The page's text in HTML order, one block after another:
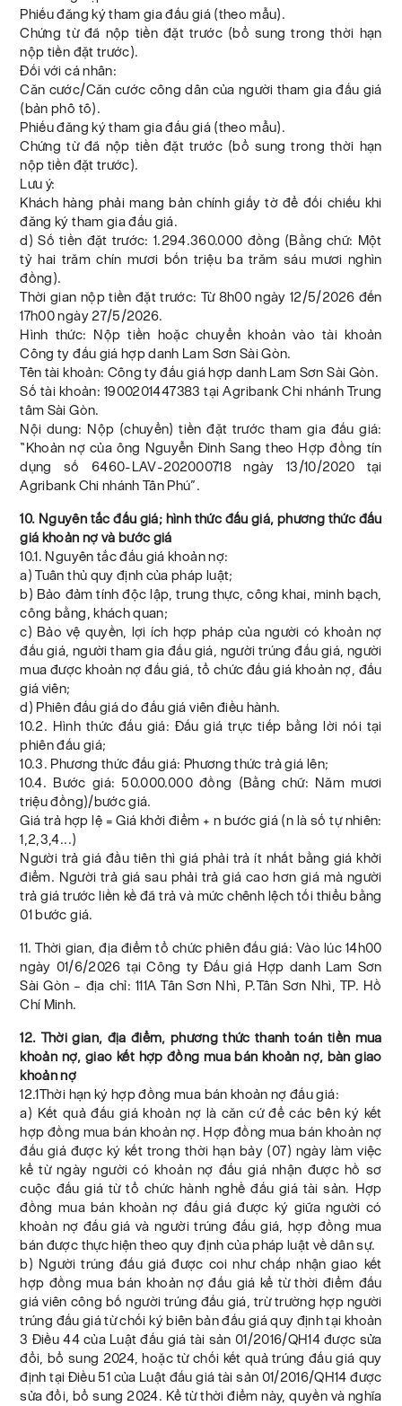
Phiếu đăng ký tham gia đấu giá (theo mẫu).
Chứng từ đã nộp tiền đặt trước (bổ sung trong thời hạn
nộp tiền đặt trước).
Đối với cá nhân:
Căn cước/Căn cước công dân của người tham gia đấu giá
(bản phô tô).
Phiếu đăng ký tham gia đấu giá (theo mẫu).
Chứng từ đã nộp tiền đặt trước (bổ sung trong thời hạn
nộp tiền đặt trước).
Lưu ý:
Khách hàng phải mang bản chính giấy tờ để đối chiếu khi
đăng ký tham gia đấu giá.
d) Số tiền đặt trước: 1.294.360.000 đồng (Bằng chữ: Một
tỷ hai trăm chín mươi bốn triệu ba trăm sáu mươi nghìn
đồng).
Thời gian nộp tiền đặt trước: Từ 8h00 ngày 12/5/2026 đến
17h00 ngày 27/5/2026.
Hình thức: Nộp tiền hoặc chuyển khoản vào tài khoản
Công ty đấu giá hợp danh Lam Sơn Sài Gòn.
Tên tài khoản: Công ty đấu giá hợp danh Lam Sơn Sài Gòn.
Số tài khoản: 1900201447383 tại Agribank Chi nhánh Trung
tâm Sài Gòn.
Nội dung: Nộp (chuyển) tiền đặt trước tham gia đấu giá:
“Khoản nợ của ông Nguyễn Đinh Sang theo Hợp đồng tín
dụng số 6460-LAV-202000718 ngày 13/10/2020 tại
Agribank Chi nhánh Tân Phú”.
10. Nguyên tắc đấu giá; hình thức đấu giá, phương thức đấu
giá khoản nợ và bước giá
10.1. Nguyên tắc đấu giá khoản nợ:
a) Tuân thủ quy định của pháp luật;
b) Bảo đảm tính độc lập, trung thực, công khai, minh bạch,
công bằng, khách quan;
c) Bảo vệ quyền, lợi ích hợp pháp của người có khoản nợ
đấu giá, người tham gia đấu giá, người trúng đấu giá, người
mua được khoản nợ đấu giá, tổ chức đấu giá khoản nợ, đấu
giá viên;
d) Phiên đấu giá do đấu giá viên điều hành.
10.2. Hình thức đấu giá: Đấu giá trực tiếp bằng lời nói tại
phiên đấu giá;
10.3. Phương thức đấu giá: Phương thức trả giá lên;
10.4. Bước giá: 50.000.000 đồng (Bằng chữ: Năm mươi
triệu đồng)/bước giá.
Giá trả hợp lệ = Giá khởi điểm + n bước giá (n là số tự nhiên:
1,2,3,4...)
Người trả giá đầu tiên thì giá phải trả ít nhất bằng giá khởi
điểm. Người trả giá sau phải trả giá cao hơn giá mà người
trả giá trước liền kề đã trả và mức chênh lệch tối thiểu bằng
01 bước giá.
11. Thời gian, địa điểm tổ chức phiên đấu giá: Vào lúc 14h00
ngày 01/6/2026 tại Công ty Đấu giá Hợp danh Lam Sơn
Sài Gòn – địa chỉ: 111A Tân Sơn Nhì, P.Tân Sơn Nhì, TP. Hồ
Chí Minh.
12. Thời gian, địa điểm, phương thức thanh toán tiền mua
khoản nợ, giao kết hợp đồng mua bán khoản nợ, bàn giao
khoản nợ
12.1Thời hạn ký hợp đồng mua bán khoản nợ đấu giá:
a) Kết quả đấu giá khoản nợ là căn cứ để các bên ký kết
hợp đồng mua bán khoản nợ. Hợp đồng mua bán khoản nợ
đấu giá được ký kết trong thời hạn bảy (07) ngày làm việc
kể từ ngày người có khoản nợ đấu giá nhận được hồ sơ
cuộc đấu giá từ tổ chức hành nghề đấu giá tài sản. Hợp
đồng mua bán khoản nợ đấu giá được ký giữa người có
khoản nợ đấu giá và người trúng đấu giá, hợp đồng mua
bán được thực hiện theo quy định của pháp luật về dân sự.
b) Người trúng đấu giá được coi như chấp nhận giao kết
hợp đồng mua bán khoản nợ đấu giá kể từ thời điểm đấu
giá viên công bố người trúng đấu giá, trừ trường hợp người
trúng đấu giá từ chối ký biên bản đấu giá quy định tại khoản
3 Điều 44 của Luật đấu giá tài sản 01/2016/QH14 được sửa
đổi, bổ sung 2024, hoặc từ chối kết quả trúng đấu giá quy
định tại Điều 51 của Luật đấu giá tài sản 01/2016/QH14 được
sửa đổi, bổ sung 2024. Kể từ thời điểm này, quyền và nghĩa